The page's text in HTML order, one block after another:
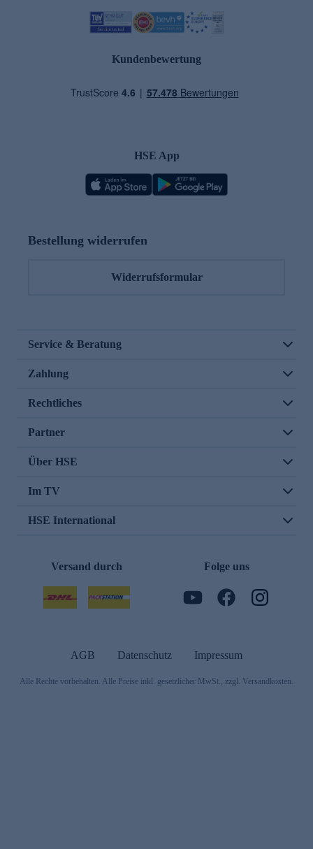
Kundenbewertung
HSE App
Bestellung widerrufen
Widerrufsformular
Service & Beratung
Zahlung
Rechtliches
Partner
Über HSE
Im TV
HSE International
Versand durch Folge uns
AGB Datenschutz Impressum
Alle Rechte vorbehalten. Alle Preise inkl. gesetzlicher MwSt., zzgl. Versandkosten.